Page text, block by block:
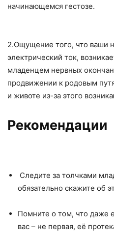
начинающемся гестозе.
2.Ощущение того, что ваши
электрический ток,
младенцем нервных
продвижении к родовым
и животе из-за этого
Рекомендации
Следите за толчками
обязательно скажите об
Помните о том, что даже
вас – не первая, её